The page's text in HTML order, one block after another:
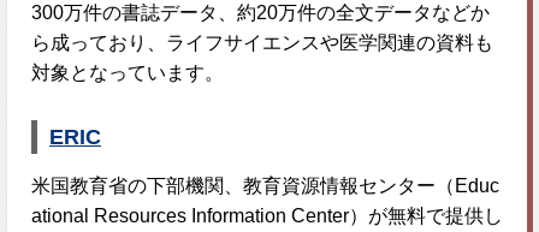
300万件の書誌データ、約20万件の全文データなどか
ら成っており、ライフサイエンスや医学関連の資料も
対象となっています。
ERIC
米国教育省の下部機関、教育資源情報センター（Educ
ational Resources Information Center）が無料で提供し